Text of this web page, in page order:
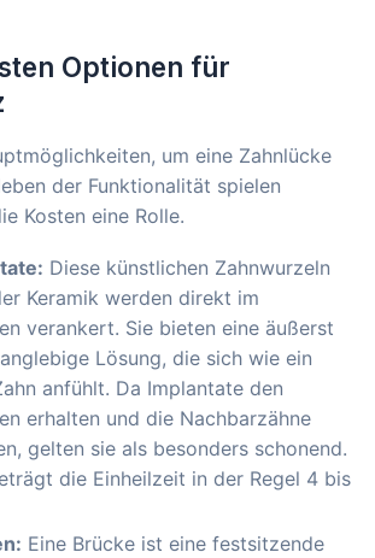
Optionen für
um eine Zahnlücke
der Funktionalität spielen
Kosten eine Rolle.
Diese künstlichen Zahnwurzeln
Keramik werden direkt im
verankert. Sie bieten eine äußerst
Lösung, die sich wie ein
anfühlt. Da Implantate den
erhalten und die Nachbarzähne
gelten sie als besonders schonend.
die Einheilzeit in der Regel 4 bis
Eine Brücke ist eine festsitzende